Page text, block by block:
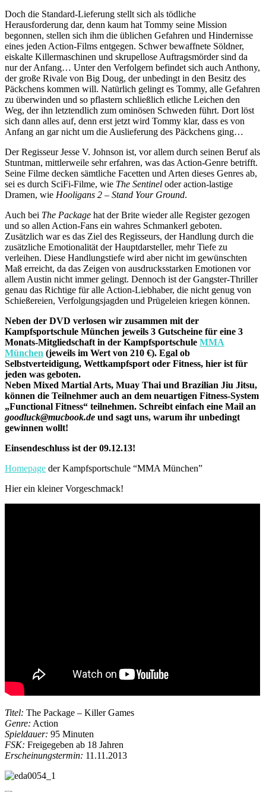
Doch die Standard-Lieferung stellt sich als tödliche
Herausforderung dar, denn kaum hat Tommy seine Mission
begonnen, stellen sich ihm die üblichen Gefahren und Hindernisse
eines jeden Action-Films entgegen. Schwer bewaffnete Söldner,
eiskalte Killermaschinen und skrupellose Auftragsmörder sind da
nur der Anfang… Unter den Verfolgern befindet sich auch Anthony,
der große Rivale von Big Doug, der unbedingt in den Besitz des
Päckchens kommen will. Natürlich gelingt es Tommy, alle Gefahren
zu überwinden und so pflastern schließlich etliche Leichen den
Weg, der ihn letztendlich zum ominösen Schweden führt. Dort löst
sich dann alles auf, denn erst jetzt wird Tommy klar, dass es von
Anfang an gar nicht um die Auslieferung des Päckchens ging…
Der Regisseur Jesse V. Johnson ist, vor allem durch seinen Beruf als
Stuntman, mittlerweile sehr erfahren, was das Action-Genre betrifft.
Seine Filme decken sämtliche Facetten und Arten dieses Genres ab,
sei es durch SciFi-Filme, wie The Sentinel oder action-lastige
Dramen, wie Hooligans 2 – Stand Your Ground.
Auch bei The Package hat der Brite wieder alle Register gezogen
und so allen Action-Fans ein wahres Schmankerl geboten.
Zusätzlich war es das Ziel des Regisseurs, der Handlung durch die
zusätzliche Emotionalität der Hauptdarsteller, mehr Tiefe zu
verleihen. Diese Handlungstiefe wird aber nicht im gewünschten
Maß erreicht, da das Zeigen von ausdrucksstarken Emotionen vor
allem Austin nicht immer gelingt. Dennoch ist der Gangster-Thriller
genau das Richtige für alle Action-Liebhaber, die nicht genug von
Schießereien, Verfolgungsjagden und Prügeleien kriegen können.
Neben der DVD verlosen wir zusammen mit der
Kampfsportschule München jeweils 3 Gutscheine für eine 3
Monats-Mitgliedschaft in der Kampfsportschule MMA
München (jeweils im Wert von 210 €). Egal ob
Selbstverteidigung, Wettkampfsport oder Fitness, hier ist für
jeden was geboten.
Neben Mixed Martial Arts, Muay Thai und Brazilian Jiu Jitsu,
können die Teilnehmer auch an dem neuartigen Fitness-System
„Functional Fitness“ teilnehmen. Schreibt einfach eine Mail an
goodluck@mucbook.de und sagt uns, warum ihr unbedingt
gewinnen wollt!
Einsendeschluss ist der 09.12.13!
Homepage der Kampfsportschule “MMA München”
Hier ein kleiner Vorgeschmack!
Titel: The Package – Killer Games
Genre: Action
Spieldauer: 95 Minuten
FSK: Freigegeben ab 18 Jahren
Erscheinungstermin: 11.11.2013